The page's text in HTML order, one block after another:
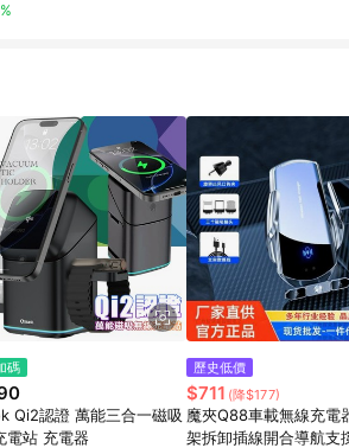
碼
Qi2認證 萬能三合一磁吸
電站 充電器
歷史低價
$711 (降$177)
魔夾Q88車載無線充電
架拆卸插線開合導航支